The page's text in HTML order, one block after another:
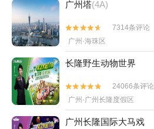
广州塔(4A)


7314条评论
广州·海珠区
长隆野生动物世界


24066条评论
广州·广州长隆度假区
广州长隆国际大马戏